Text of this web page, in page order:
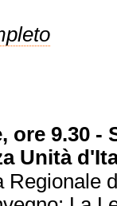
ore 9.30 -
Unità
Regionale